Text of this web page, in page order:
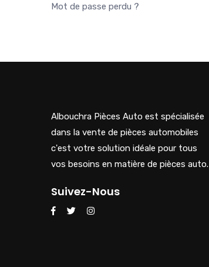
Mot de passe perdu ?
Albouchra Pièces Auto est spécialisée
dans la vente de pièces automobiles
c'est votre solution idéale pour tous
vos besoins en matière de pièces auto.
Suivez-Nous